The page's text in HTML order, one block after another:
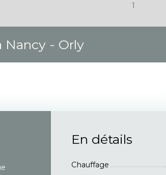
1
Nancy - Orly
En détails
Chauffage